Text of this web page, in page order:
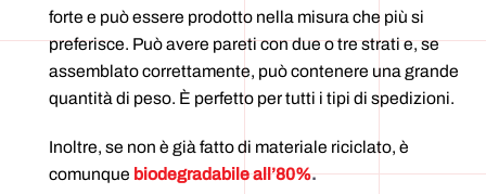
forte e può essere prodotto nella misura che più si
preferisce. Può avere pareti con due o tre strati e, se
assemblato correttamente, può contenere una grande
quantità di peso. È perfetto per tutti i tipi di spedizioni.
Inoltre, se non è già fatto di materiale riciclato, è
comunque biodegradabile all’80%.